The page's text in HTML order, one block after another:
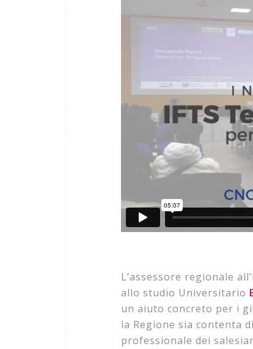
L’assessore regionale
allo studio Universitario
un aiuto concreto per i
la Regione sia contenta
professionale dei